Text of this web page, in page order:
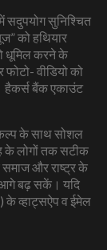
सदुपयोग सुनिश्चित
को हथियार
धूमिल करने के
वीडियो को
हैकर्स बैंक एकाउंट
के साथ सोशल
के लोगों तक सटीक
समाज और राष्ट्र के
आगे बढ़ सकें। यदि
व्हाट्सऐप व ईमेल